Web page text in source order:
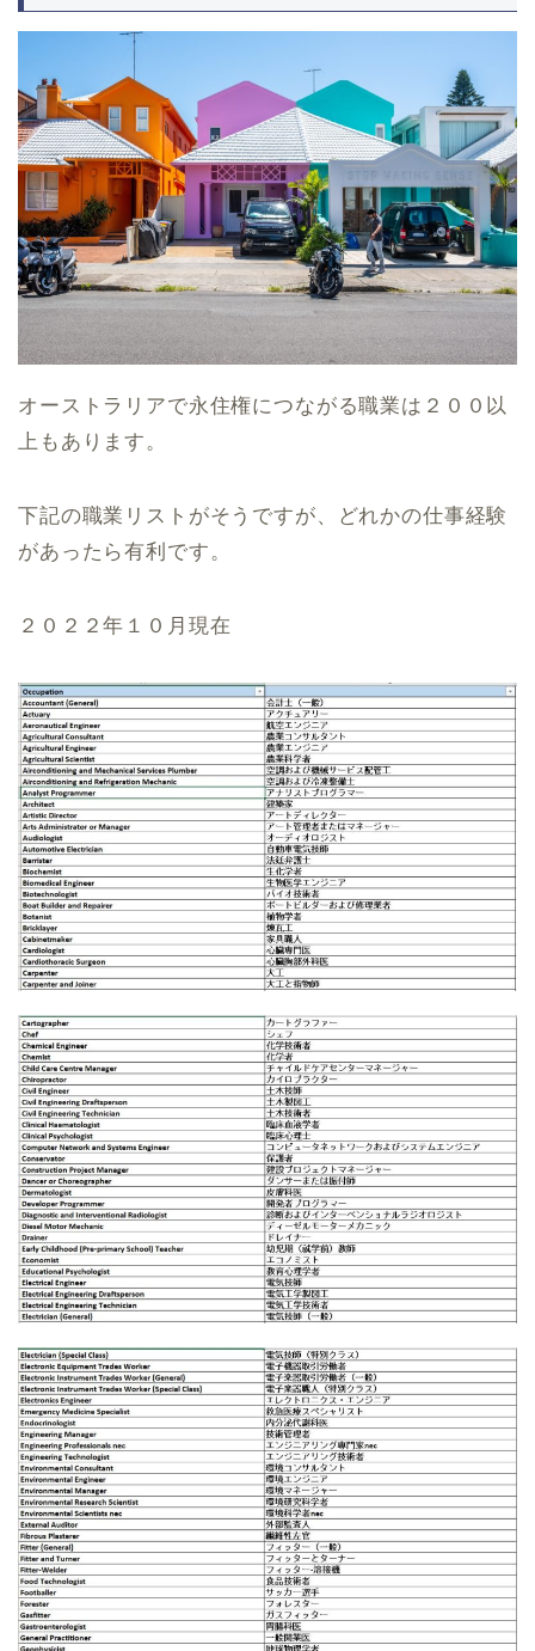
オーストラリアで永住権につながる職業は２００以
上もあります。
下記の職業リストがそうですが、どれかの仕事経験
があったら有利です。
２０２２年１０月現在